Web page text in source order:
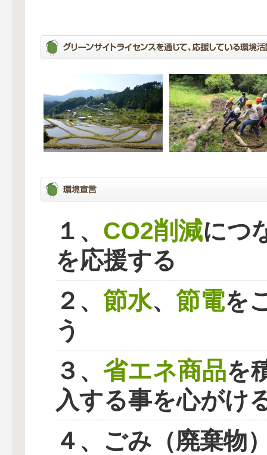
１、 CO2削減につ
を応援する
２、 節水、 節電を
う
３、 省エネ商品を
入する事を心がけ
４、ごみ（廃棄物